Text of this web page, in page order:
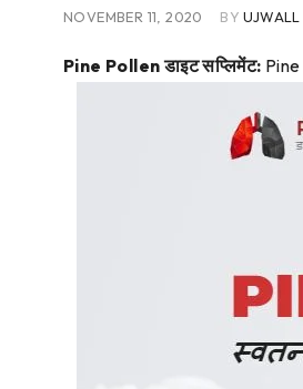
NOVEMBER 11, 2020 BY UJWALL
Pine Pollen डाइट सप्लिमेंट: Pine